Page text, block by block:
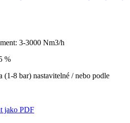
3-3000 Nm3/h
%
(1-8 bar) nastavitelné / nebo podle
jako PDF